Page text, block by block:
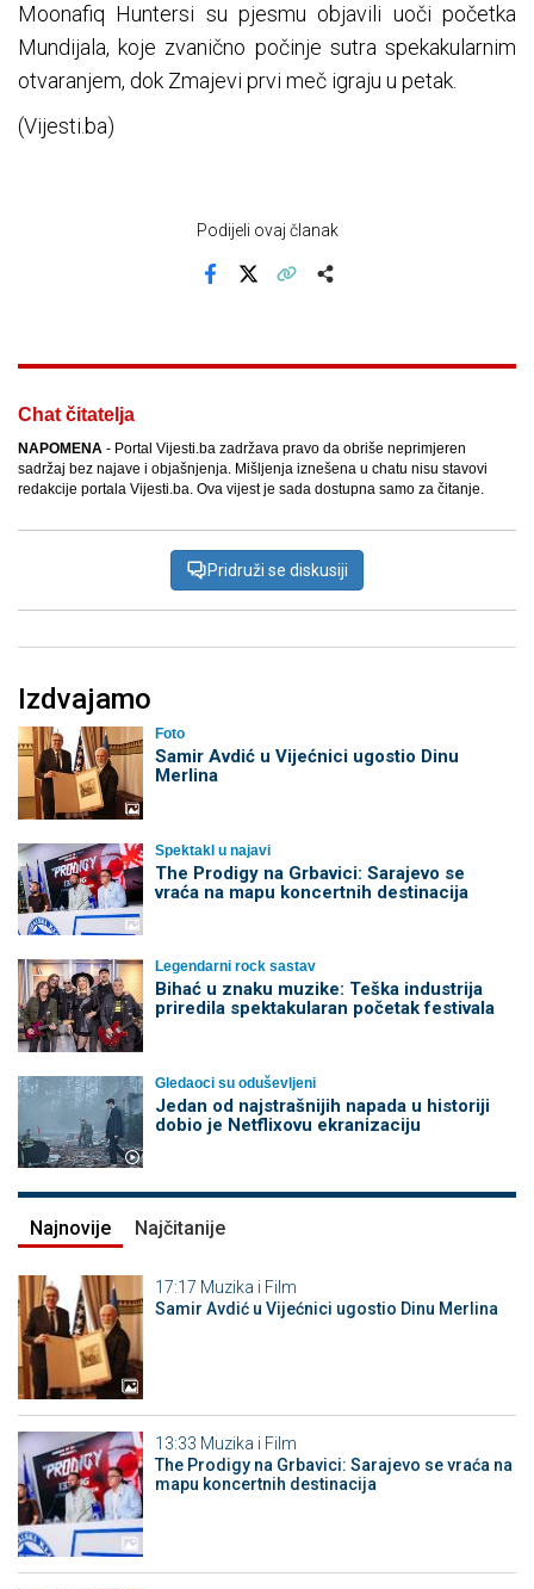
Moonafiq Huntersi su pjesmu objavili uoči početka
Mundijala, koje zvanično počinje sutra spekakularnim
otvaranjem, dok Zmajevi prvi meč igraju u petak.
(Vijesti.ba)
Podijeli ovaj članak
Chat čitatelja
NAPOMENA - Portal Vijesti.ba zadržava pravo da obriše neprimjeren
sadržaj bez najave i objašnjenja. Mišljenja iznešena u chatu nisu stavovi
redakcije portala Vijesti.ba. Ova vijest je sada dostupna samo za čitanje.
Pridruži se diskusiji
Izdvajamo
Foto
Samir Avdić u Vijećnici ugostio Dinu
Merlina
Spektakl u najavi
The Prodigy na Grbavici: Sarajevo se
vraća na mapu koncertnih destinacija
Legendarni rock sastav
Bihać u znaku muzike: Teška industrija
priredila spektakularan početak festivala
Gledaoci su oduševljeni
Jedan od najstrašnijih napada u historiji
dobio je Netflixovu ekranizaciju
Najnovije Najčitanije
17:17 Muzika i Film
Samir Avdić u Vijećnici ugostio Dinu Merlina
13:33 Muzika i Film
The Prodigy na Grbavici: Sarajevo se vraća na
mapu koncertnih destinacija